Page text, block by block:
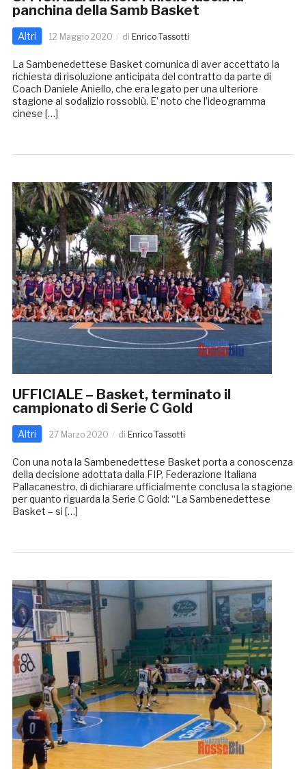
panchina della Samb Basket
Altri 12 Maggio 2020 di Enrico Tassotti
La Sambenedettese Basket comunica di aver accettato la
richiesta di risoluzione anticipata del contratto da parte di
Coach Daniele Aniello, che era legato per una ulteriore
stagione al sodalizio rossoblù. E’ noto che l’ideogramma
cinese […]
UFFICIALE – Basket, terminato il
campionato di Serie C Gold
Altri 27 Marzo 2020 di Enrico Tassotti
Con una nota la Sambenedettese Basket porta a conoscenza
della decisione adottata dalla FIP, Federazione Italiana
Pallacanestro, di dichiarare ufficialmente conclusa la stagione
per quanto riguarda la Serie C Gold: “La Sambenedettese
Basket – si […]